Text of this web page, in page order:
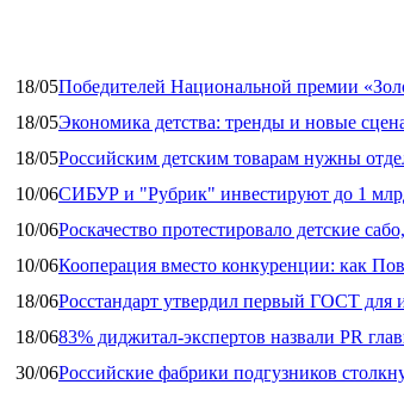
18/05Победителей Национальной премии
18/05Экономика детства: тренды и новые
18/05Российским детским товарам нужны
10/06СИБУР и "Рубрик" инвестируют до 1
10/06Роскачество протестировало детские
10/06Кооперация вместо конкуренции: как
18/06Росстандарт утвердил первый ГОСТ для
18/0683% диджитал‑экспертов назвали PR
30/06Российские фабрики подгузников